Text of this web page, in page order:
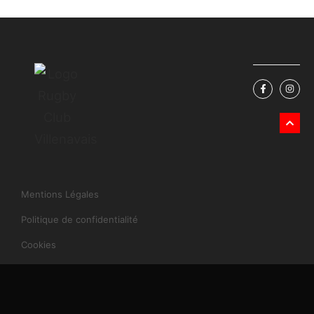
Mentions Légales
Politique de confidentialité
Cookies